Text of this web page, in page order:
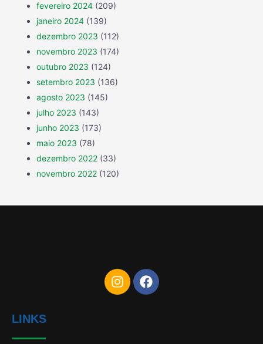
fevereiro 2024 (209)
janeiro 2024 (139)
dezembro 2023 (112)
novembro 2023 (174)
outubro 2023 (124)
setembro 2023 (136)
agosto 2023 (145)
julho 2023 (143)
junho 2023 (173)
maio 2023 (78)
dezembro 2022 (33)
novembro 2022 (120)
LINKS